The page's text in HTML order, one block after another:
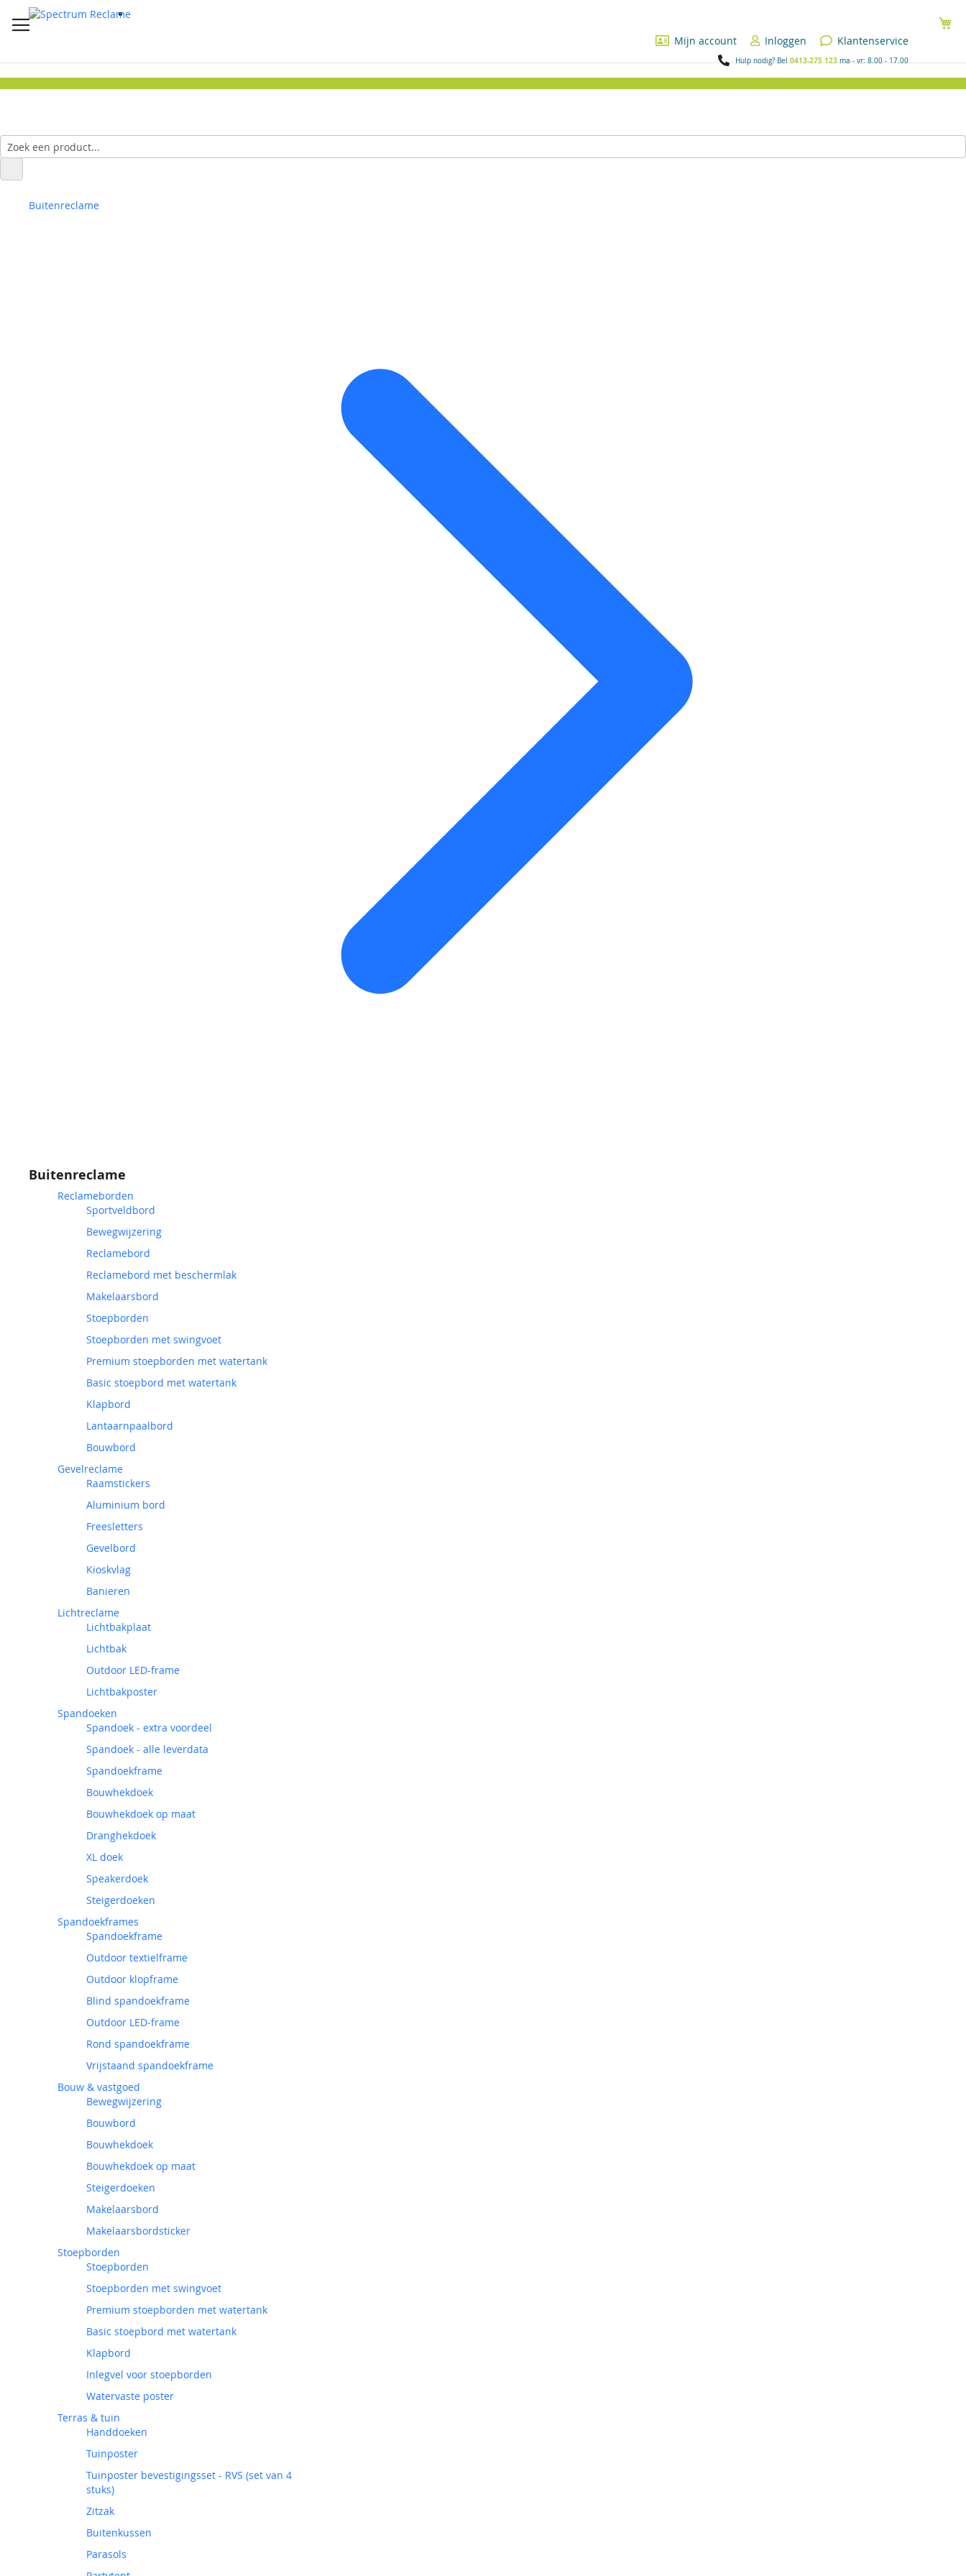
Mijn account
Inloggen Klantenservice
Hulp nodig? Bel0413-275 123ma - vr: 8.00 - 17.00
Buitenreclame
Buitenreclame
Reclameborden
Sportveldbord
Bewegwijzering
Reclamebord
Reclamebord met beschermlak
Makelaarsbord
Stoepborden
Stoepborden met swingvoet
Premium stoepborden met watertank
Basic stoepbord met watertank
Klapbord
Lantaarnpaalbord
Bouwbord
Gevelreclame
Raamstickers
Aluminium bord
Freesletters
Gevelbord
Kioskvlag
Banieren
Lichtreclame
Lichtbakplaat
Lichtbak
Outdoor LED-frame
Lichtbakposter
Spandoeken
Spandoek - extra voordeel
Spandoek - alle leverdata
Spandoekframe
Bouwhekdoek
Bouwhekdoek op maat
Dranghekdoek
XL doek
Speakerdoek
Steigerdoeken
Spandoekframes
Spandoekframe
Outdoor textielframe
Outdoor klopframe
Blind spandoekframe
Outdoor LED-frame
Rond spandoekframe
Vrijstaand spandoekframe
Bouw & vastgoed
Bewegwijzering
Bouwbord
Bouwhekdoek
Bouwhekdoek op maat
Steigerdoeken
Makelaarsbord
Makelaarsbordsticker
Stoepborden
Stoepborden
Stoepborden met swingvoet
Premium stoepborden met watertank
Basic stoepbord met watertank
Klapbord
Inlegvel voor stoepborden
Watervaste poster
Terras & tuin
Handdoeken
Tuinposter
Tuinposter bevestigingsset - RVS (set van 4
stuks)
Zitzak
Buitenkussen
Parasols